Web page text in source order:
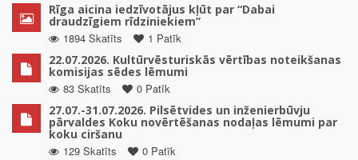
Rīga aicina iedzīvotājus kļūt par “Dabai
draudzīgiem rīdziniekiem”
1894 Skatīts
1 Patīk
22.07.2026. Kultūrvēsturiskās vērtības noteikšanas
komisijas sēdes lēmumi
83 Skatīts
0 Patīk
27.07.-31.07.2026. Pilsētvides un inženierbūvju
pārvaldes Koku novērtēšanas nodaļas lēmumi par
koku ciršanu
129 Skatīts
0 Patīk